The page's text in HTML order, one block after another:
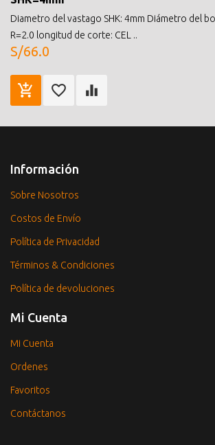
Diametro del vastago SHK: 4mm Diámetro del
R=2.0 longitud de corte: CEL ..
S/66.0
Información
Sobre Nosotros
Costos de Envío
Política de Privacidad
Términos & Condiciones
Política de devoluciones
Mi Cuenta
Mi Cuenta
Ordenes
Favoritos
Contáctanos